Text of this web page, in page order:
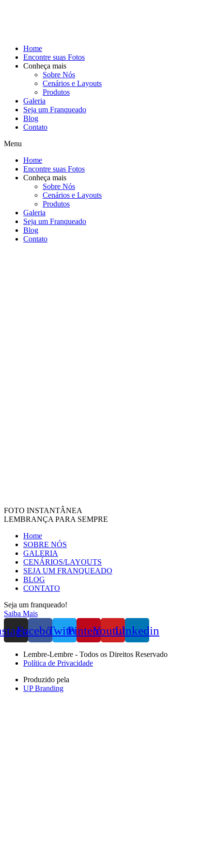
Home
Encontre suas Fotos
Conheça mais
Sobre Nós
Cenários e Layouts
Produtos
Galeria
Seja um Franqueado
Blog
Contato
Menu
Home
Encontre suas Fotos
Conheça mais
Sobre Nós
Cenários e Layouts
Produtos
Galeria
Seja um Franqueado
Blog
Contato
FOTO INSTANTÂNEA
LEMBRANÇA PARA SEMPRE
Home
SOBRE NÓS
GALERIA
CENÁRIOS/LAYOUTS
SEJA UM FRANQUEADO
BLOG
CONTATO
Seja um franqueado!
Saiba Mais
FacebookTwitterPinterestYoutubeLinkedin
Lembre-Lembre - Todos os Direitos Reservado
Política de Privacidade
Produzido pela
UP Branding